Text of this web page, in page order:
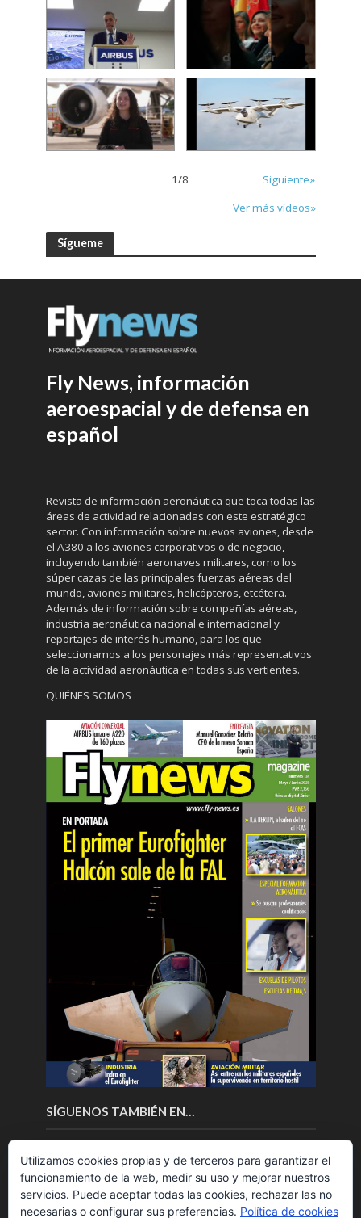
1/8
Siguiente»
Ver más vídeos»
Sígueme
Fly News, información
aeroespacial y de defensa en
español
Revista de información aeronáutica que toca todas las
áreas de actividad relacionadas con este estratégico
sector. Con información sobre nuevos aviones, desde
el A380 a los aviones corporativos o de negocio,
incluyendo también aeronaves militares, como los
súper cazas de las principales fuerzas aéreas del
mundo, aviones militares, helicópteros, etcétera.
Además de información sobre compañías aéreas,
industria aeronáutica nacional e internacional y
reportajes de interés humano, para los que
seleccionamos a los personajes más representativos
de la actividad aeronáutica en todas sus vertientes.
QUIÉNES SOMOS
SÍGUENOS TAMBIÉN EN…
Utilizamos cookies propias y de terceros para garantizar el
funcionamiento de la web, medir su uso y mejorar nuestros
servicios. Puede aceptar todas las cookies, rechazar las no
necesarias o configurar sus preferencias. Política de cookies